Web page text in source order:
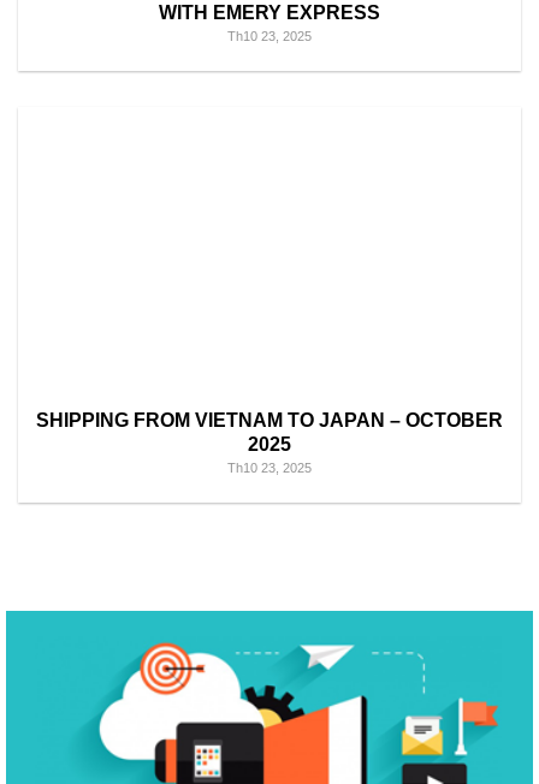
WITH EMERY EXPRESS
Th10 23, 2025
SHIPPING FROM VIETNAM TO JAPAN – OCTOBER
2025
Th10 23, 2025